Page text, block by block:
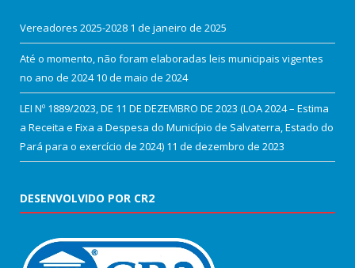
Vereadores 2025-2028 1 de janeiro de 2025
Até o momento, não foram elaboradas leis municipais vigentes
no ano de 2024 10 de maio de 2024
LEI Nº 1889/2023, DE 11 DE DEZEMBRO DE 2023 (LOA 2024 – Estima
a Receita e Fixa a Despesa do Município de Salvaterra, Estado do
Pará para o exercício de 2024) 11 de dezembro de 2023
DESENVOLVIDO POR CR2